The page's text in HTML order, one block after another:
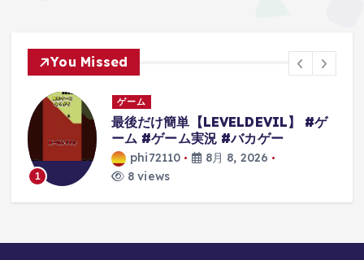
You Missed
1
ゲーム
最後だけ簡単【LEVELDEVIL】 #ゲ
ーム #ゲーム実況 #バカゲー
phi72110
8月 8, 2026
8 views